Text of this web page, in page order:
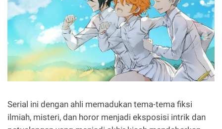
Serial ini dengan ahli memadukan tema-tema fiksi
ilmiah, misteri, dan horor menjadi eksposisi intrik dan